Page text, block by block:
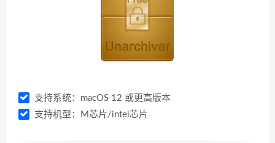
支持系统：macOS 12 或更高版本
支持机型：M芯片/intel芯片